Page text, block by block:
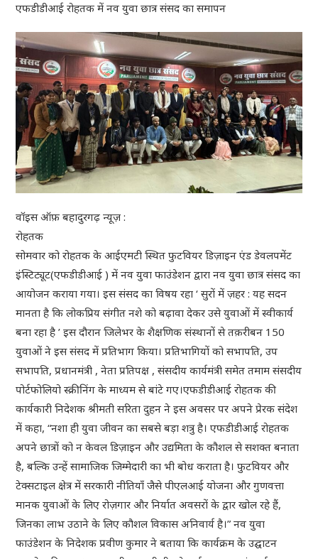
एफडीडीआई रोहतक में नव युवा छात्र संसद का समापन
वॉइस ऑफ़ बहादुरगढ़ न्यूज़ :
रोहतक
सोमवार को रोहतक के आईएमटी स्थित फुटवियर डिज़ाइन एंड डेवलपमेंट
इंस्टिट्यूट(एफडीडीआई ) में नव युवा फाउंडेशन द्वारा नव युवा छात्र संसद का
आयोजन कराया गया। इस संसद का विषय रहा ‘ सुरों में ज़हर : यह सदन
मानता है कि लोकप्रिय संगीत नशे को बढ़ावा देकर उसे युवाओं में स्वीकार्य
बना रहा है ’ इस दौरान जिलेभर के शैक्षणिक संस्थानों से तक़रीबन 150
युवाओं ने इस संसद में प्रतिभाग किया। प्रतिभागियों को सभापति, उप
सभापति, प्रधानमंत्री , नेता प्रतिपक्ष , संसदीय कार्यमंत्री समेत तमाम संसदीय
पोर्टफोलियो स्क्रीनिंग के माध्यम से बांटे गए।एफडीडीआई रोहतक की
कार्यकारी निदेशक श्रीमती सरिता दुहन ने इस अवसर पर अपने प्रेरक संदेश
में कहा, “नशा ही युवा जीवन का सबसे बड़ा शत्रु है। एफडीडीआई रोहतक
अपने छात्रों को न केवल डिज़ाइन और उद्यमिता के कौशल से सशक्त बनाता
है, बल्कि उन्हें सामाजिक जिम्मेदारी का भी बोध कराता है। फुटवियर और
टेक्सटाइल क्षेत्र में सरकारी नीतियाँ जैसे पीएलआई योजना और गुणवत्ता
मानक युवाओं के लिए रोज़गार और निर्यात अवसरों के द्वार खोल रहे हैं,
जिनका लाभ उठाने के लिए कौशल विकास अनिवार्य है।” नव युवा
फाउंडेशन के निदेशक प्रवीण कुमार ने बताया कि कार्यक्रम के उद्घाटन